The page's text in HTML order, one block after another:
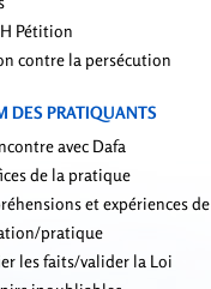
Pétition
contre la persécution
DES PRATIQUANTS
avec Dafa
de la pratique
et expériences de
pratique
les faits/valider la Loi